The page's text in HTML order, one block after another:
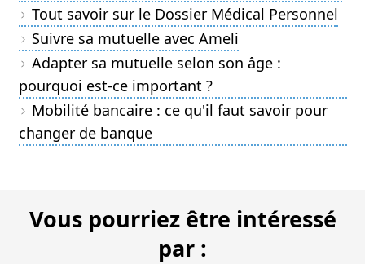
Tout savoir sur le Dossier Médical Personnel
Suivre sa mutuelle avec Ameli
Adapter sa mutuelle selon son âge :
pourquoi est-ce important ?
Mobilité bancaire : ce qu'il faut savoir pour
changer de banque
Vous pourriez être intéressé
par :